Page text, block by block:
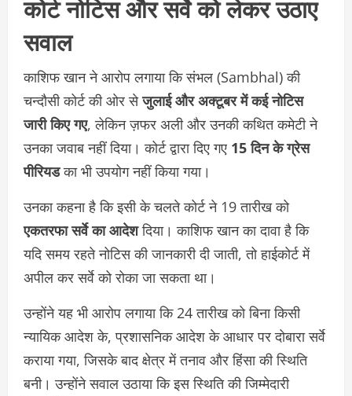
कोर्ट नोटिस और सर्वे को लेकर उठाए
सवाल
काशिफ खान ने आरोप लगाया कि संभल (Sambhal) की
चन्दौसी कोर्ट की ओर सेजुलाई और अक्टूबर में कई नोटिस
जारी किए गए, लेकिन ज़फर अली और उनकी कथित कमेटी ने
उनका जवाब नहीं दिया। कोर्ट द्वारा दिए गए 15 दिन के ग्रेस
पीरियडका भी उपयोग नहीं किया गया।
उनका कहना है कि इसी के चलते कोर्ट ने 19 तारीख को
एकतरफा सर्वे का आदेशदिया। काशिफ खान का दावा है कि
यदि समय रहते नोटिस की जानकारी दी जाती, तो हाईकोर्ट में
अपील कर सर्वे को रोका जा सकता था।
उन्होंने यह भी आरोप लगाया कि 24 तारीख को बिना किसी
न्यायिक आदेश के, प्रशासनिक आदेश के आधार पर दोबारा सर्वे
कराया गया, जिसके बाद क्षेत्र में तनाव और हिंसा की स्थिति
बनी। उन्होंने सवाल उठाया कि इस स्थिति की जिम्मेदारी